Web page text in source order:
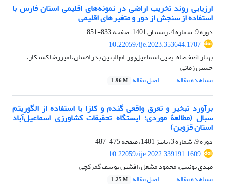
ارزیابی روند تخریب اراضی در نمونه‌های اقلیمی استان فارس با
استفاده از سنجش از دور و متغیرهای اقلیمی
دوره 9، شماره 4، زمستان 1401، صفحه
833-851
10.22059/ije.2023.353644.1707
بهناز آصف‌جاه، یحیی اسماعیل‌پور، ام البنین بذر افشان، امیررضا کشتکار،
حسین زمانی
مشاهده مقاله
اصل مقاله 1.96 M
برآورد تبخیر و تعرق واقعی گندم و کلزا با استفاده از الگوریتم
سبال (مطالعۀ موردی: ایستگاه تحقیقات کشاورزی اسماعیل‌آباد
استان قزوین)
دوره 9، شماره 3، پاییز 1401، صفحه
475-487
10.22059/ije.2022.339191.1609
مهدی یونسی، محمود مشعل، افشین یوسف گمرکچی
مشاهده مقاله
اصل مقاله 1.25 M